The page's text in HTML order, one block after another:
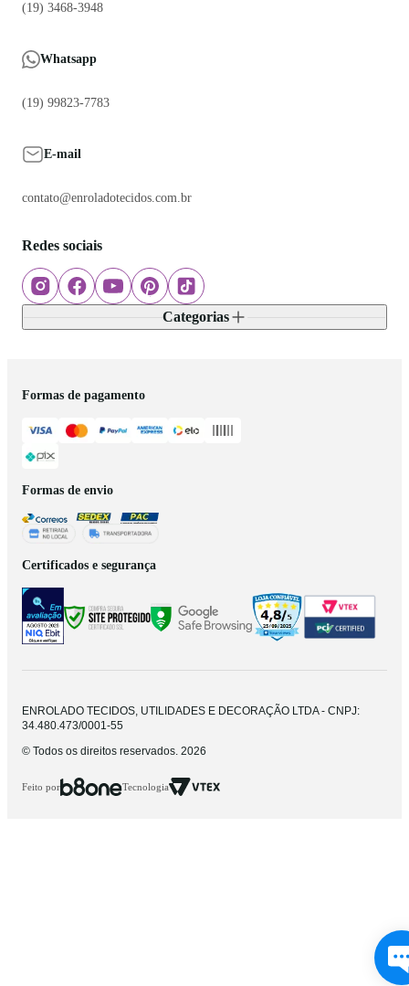
(19) 3468-3948
Whatsapp
(19) 99823-7783
E-mail
contato@enroladotecidos.com.br
Redes sociais
Categorias
Formas de pagamento
Formas de envio
Certificados e segurança
ENROLADO TECIDOS, UTILIDADES E DECORAÇÃO LTDA - CNPJ:
34.480.473/0001-55
© Todos os direitos reservados. 2026
Feito por Tecnologia